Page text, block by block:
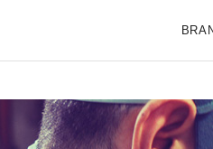
天使の卵 With LOVERS SCENE【公式